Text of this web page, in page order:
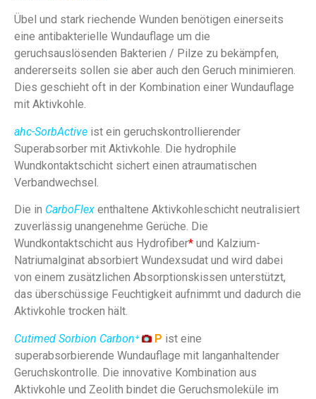
Übel und stark riechende Wunden benötigen einerseits
eine antibakterielle Wundauflage um die
geruchsauslösenden Bakterien / Pilze zu bekämpfen,
andererseits sollen sie aber auch den Geruch minimieren.
Dies geschieht oft in der Kombination einer Wundauflage
mit Aktivkohle.
ahc-SorbActive ist ein geruchskontrollierender
Superabsorber mit Aktivkohle. Die hydrophile
Wundkontaktschicht sichert einen atraumatischen
Verbandwechsel.
Die in CarboFlex enthaltene Aktivkohleschicht neutralisiert
zuverlässig unangenehme Gerüche. Die
Wundkontaktschicht aus Hydrofiber* und Kalzium-
Natriumalginat absorbiert Wundexsudat und wird dabei
von einem zusätzlichen Absorptionskissen unterstützt,
das überschüssige Feuchtigkeit aufnimmt und dadurch die
Aktivkohle trocken hält.
Cutimed Sorbion Carbon⁺ P ist eine
superabsorbierende Wundauflage mit langanhaltender
Geruchskontrolle. Die innovative Kombination aus
Aktivkohle und Zeolith bindet die Geruchsmoleküle im